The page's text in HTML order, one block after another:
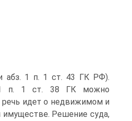
абз. 1 п. 1 ст. 43 ГК РФ).
п. 1 ст. 38 ГК можно
речь идет о недвижимом и
Решение суда,